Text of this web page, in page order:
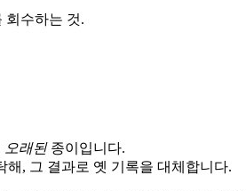
회수하는 것.
오래된종이입니다.
, 그 결과로 옛 기록을 대체합니다.